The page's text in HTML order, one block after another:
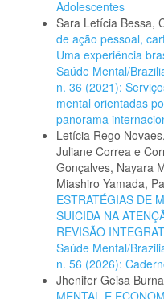
Adolescentes
Sara Letícia Bessa,
de ação pessoal,
Uma experiência
Saúde Mental/
n. 36 (2021):
mental orientadas
panorama
Letícia Rego
Juliane Correa e
Gonçalves, Nayara
Miashiro Yamada,
ESTRATÉGIAS DE
SUICIDA NA
REVISÃO
Saúde Mental/
n. 56 (2026):
Jhenifer Geisa
MENTAL E